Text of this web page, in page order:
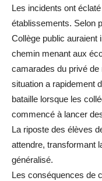
Les incidents ont
établissements. Selon
Collège public auraient
chemin menant aux
camarades du privé
situation a rapidement
bataille lorsque les
commencé à lancer
La riposte des élèves
attendre, transformant
généralisé.
Les conséquences de